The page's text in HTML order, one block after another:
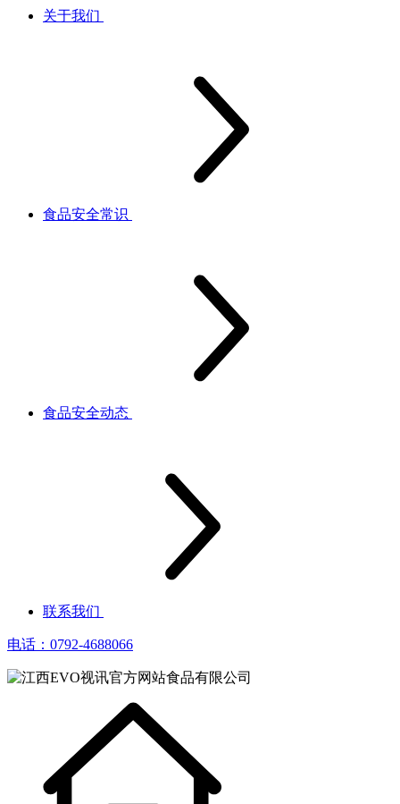
关于我们
食品安全常识
食品安全动态
联系我们
电话：0792-4688066